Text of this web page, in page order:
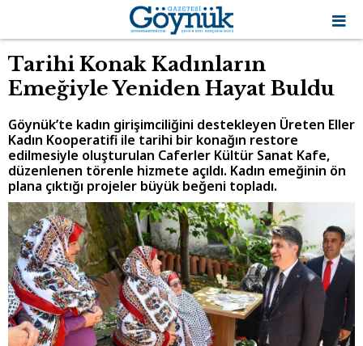
Tarihi Konak Kadınların
Emeğiyle Yeniden Hayat Buldu
Göynük’te kadın girişimciliğini destekleyen Üreten Eller
Kadın Kooperatifi ile tarihi bir konağın restore
edilmesiyle oluşturulan Caferler Kültür Sanat Kafe,
düzenlenen törenle hizmete açıldı. Kadın emeğinin ön
plana çıktığı projeler büyük beğeni topladı.